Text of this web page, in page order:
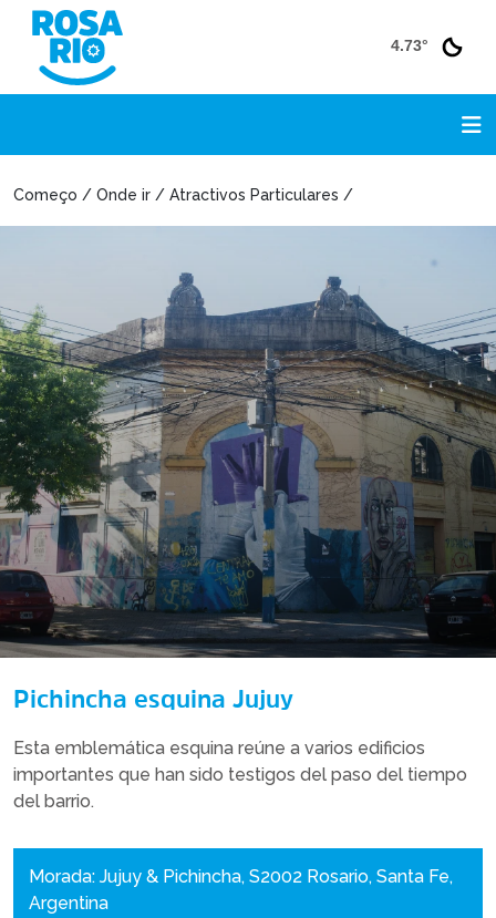
4.73°
Começo / Onde ir / Atractivos Particulares /
Pichincha esquina Jujuy
Esta emblemática esquina reúne a varios edificios
importantes que han sido testigos del paso del tiempo
del barrio.
Morada: Jujuy & Pichincha, S2002 Rosario, Santa Fe,
Argentina